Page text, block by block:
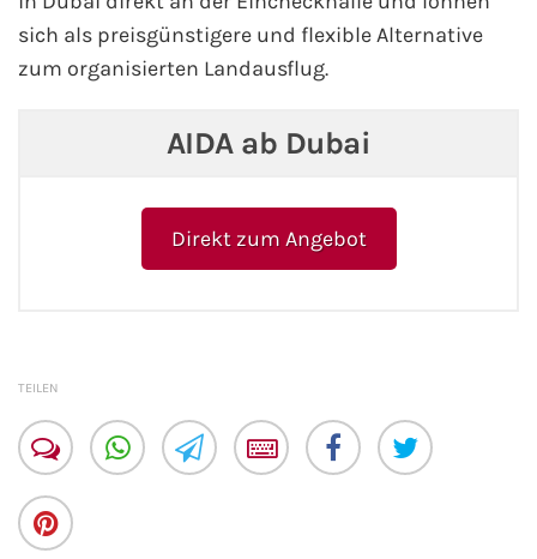
Kreuzfahrt-Bücher
Kreuzfahrt gewinnen
Kreuzfahrt-Quiz
Reiseversicherungen
Kreuzfahrt buchen
sich als preisgünstigere und flexible Alternative
zum organisierten Landausflug.
AIDA ab Dubai
Direkt zum Angebot
TEILEN